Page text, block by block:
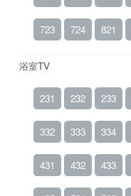
723 724 821
浴室TV
231 232 233
332 333 334
431 432 433